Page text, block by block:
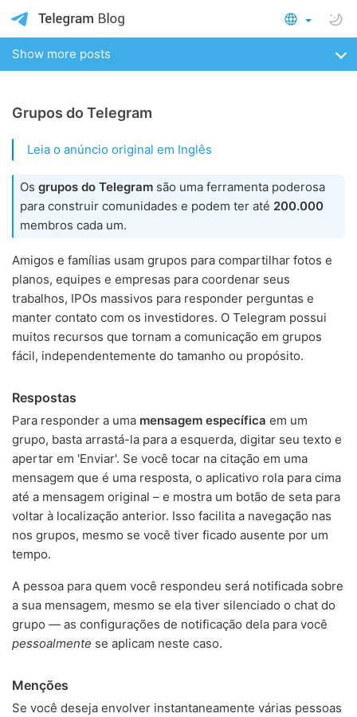
Show more posts
Grupos do Telegram
Leia o anúncio original em Inglês
Os grupos do Telegram são uma ferramenta poderosa
para construir comunidades e podem ter até 200.000
membros cada um.
Amigos e famílias usam grupos para compartilhar fotos e
planos, equipes e empresas para coordenar seus
trabalhos, IPOs massivos para responder perguntas e
manter contato com os investidores. O Telegram possui
muitos recursos que tornam a comunicação em grupos
fácil, independentemente do tamanho ou propósito.
Respostas
Para responder a uma mensagem específica em um
grupo, basta arrastá-la para a esquerda, digitar seu texto e
apertar em 'Enviar'. Se você tocar na citação em uma
mensagem que é uma resposta, o aplicativo rola para cima
até a mensagem original – e mostra um botão de seta para
voltar à localização anterior. Isso facilita a navegação nas
nos grupos, mesmo se você tiver ficado ausente por um
tempo.
A pessoa para quem você respondeu será notificada sobre
a sua mensagem, mesmo se ela tiver silenciado o chat do
grupo — as configurações de notificação dela para você
pessoalmente se aplicam neste caso.
Menções
Se você deseja envolver instantaneamente várias pessoas